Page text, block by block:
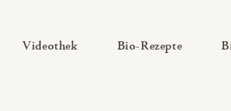
Videothek— Untermenü ausklappen
Bio-Rezepte—